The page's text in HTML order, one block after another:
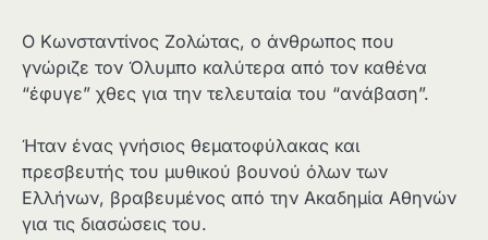
Ο Κωνσταντίνος Ζολώτας, ο άνθρωπος που
γνώριζε τον Όλυμπο καλύτερα από τον καθένα
“έφυγε” χθες για την τελευταία του “ανάβαση”.
Ήταν ένας γνήσιος θεματοφύλακας και
πρεσβευτής του μυθικού βουνού όλων των
Ελλήνων, βραβευμένος από την Ακαδημία Αθηνών
για τις διασώσεις του.